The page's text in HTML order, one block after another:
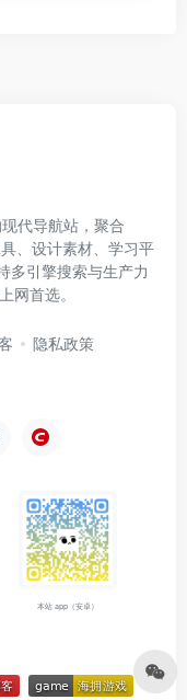
代导航站，聚合
、设计素材、学习平
多引擎搜索与生产力
网首选。
隐私政策
本站 app（安卓）